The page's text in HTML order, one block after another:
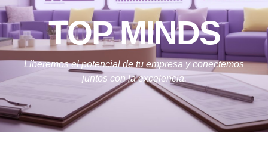
TOP MINDS
Liberemos el potencial de tu empresa y conectemos
juntos con la excelencia.